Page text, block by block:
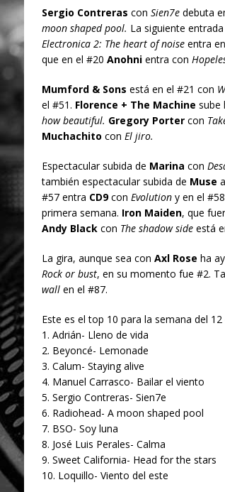
Sergio Contreras con Sien7edebuta
moon shaped pool. La siguiente
Electronica 2: The heart of noiseentra
que en el #20 Anohnientra con
Mumford & Sons está en el #21 con
el #51. Florence + The Machine sube
how beautiful. Gregory Portercon
Muchachito con El jiro.
Espectacular subida de Marina con
también espectacular subida de Muse
#57 entra CD9con Evolutiony en el
primera semana. Iron Maiden, que
Andy Blackcon The shadow sideestá
La gira, aunque sea con Axl Rose ha
Rock or bust, en su momento fue #2.
wallen el #87.
Este es el top 10 para la semana del
1. Adrián- Lleno de vida
2. Beyoncé- Lemonade
3. Calum- Staying alive
4. Manuel Carrasco- Bailar el viento
5. Sergio Contreras- Sien7e
6. Radiohead- A moon shaped pool
7. BSO- Soy luna
8. José Luis Perales- Calma
9. Sweet California- Head for the stars
10. Loquillo- Viento del este